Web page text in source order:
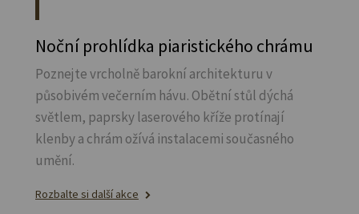
Noční prohlídka piaristického chrámu
Poznejte vrcholně barokní architekturu v
působivém večerním hávu. Obětní stůl dýchá
světlem, paprsky laserového kříže protínají
klenby a chrám ožívá instalacemi současného
umění.
Rozbalte si další akce